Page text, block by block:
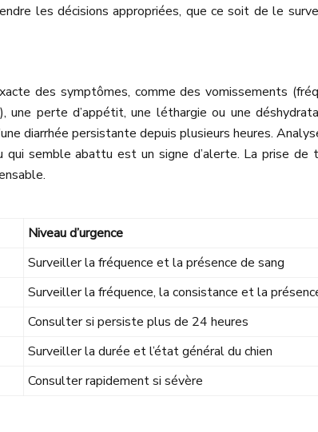
les décisions appropriées, que ce soit de le
des symptômes, comme des vomissements
perte d’appétit, une léthargie ou une
diarrhée persistante depuis plusieurs heures.
semble abattu est un signe d’alerte. La prise
Niveau d’urgence
Surveiller la fréquence et la présence de sang
Surveiller la fréquence, la consistance et la
Consulter si persiste plus de 24 heures
Surveiller la durée et l’état général du chien
Consulter rapidement si sévère